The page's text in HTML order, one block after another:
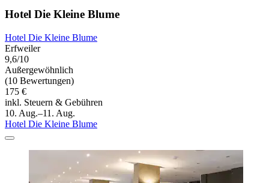
Hotel Die Kleine Blume
Hotel Die Kleine Blume
Erfweiler
9,6/10
Außergewöhnlich
(10 Bewertungen)
175 €
inkl. Steuern & Gebühren
10. Aug.–11. Aug.
Hotel Die Kleine Blume